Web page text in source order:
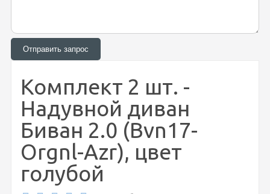
Комплект 2 шт. -
Надувной диван
Биван 2.0 (Bvn17-
Orgnl-Azr), цвет
голубой